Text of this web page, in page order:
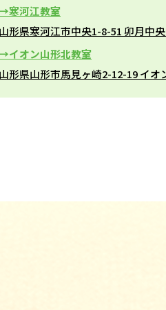
寒河江教室
山形県寒河江市中央1-8-51 卯月中
イオン山形北教室
山形県山形市馬見ヶ崎2-12-19 イオ